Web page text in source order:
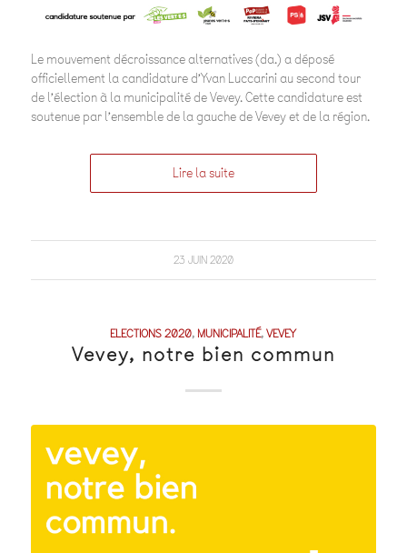
Le mouvement décroissance alternatives (da.) a déposé
officiellement la candidature d’Yvan Luccarini au second tour
de l’élection à la municipalité de Vevey. Cette candidature est
soutenue par l’ensemble de la gauche de Vevey et de la région.
Lire la suite
23 JUIN 2020
ELECTIONS 2020, MUNICIPALITÉ,VEVEY
Vevey, notre bien commun